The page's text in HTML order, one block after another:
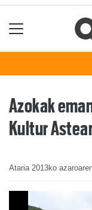
Azokak
Kultur
Ataria 2013ko